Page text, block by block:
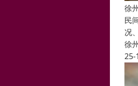
徐
民
况
徐
25-